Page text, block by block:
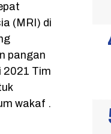
(MRI) di
pangan
2021 Tim
wakaf .